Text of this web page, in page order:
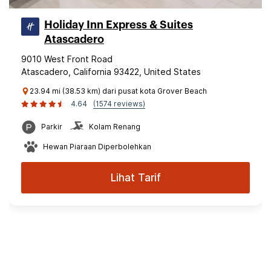
Holiday Inn Express & Suites
Atascadero
9010 West Front Road
Atascadero, California 93422, United States
23.94 mi (38.53 km) dari pusat kota Grover Beach
4.64
(1574 reviews)
Parkir Kolam Renang
Hewan Piaraan Diperbolehkan
Lihat Tarif